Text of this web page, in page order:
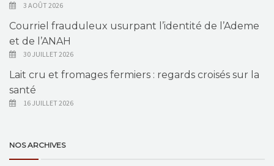
3 AOÛT 2026
Courriel frauduleux usurpant l’identité de l’Ademe
et de l’ANAH
30 JUILLET 2026
Lait cru et fromages fermiers : regards croisés sur la
santé
16 JUILLET 2026
NOS ARCHIVES